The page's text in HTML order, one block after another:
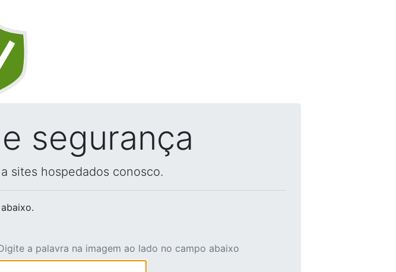
segurança
sites hospedados conosco.
a palavra na imagem ao lado no campo abaixo